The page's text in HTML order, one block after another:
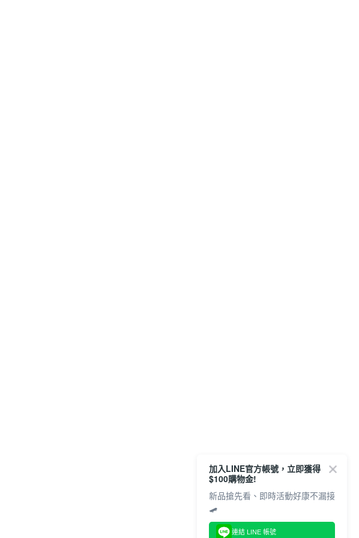
加入LINE官方帳號，立即獲得
$100購物金!
新品搶先看、即時活動好康不漏接
🛹
連結 LINE 帳號